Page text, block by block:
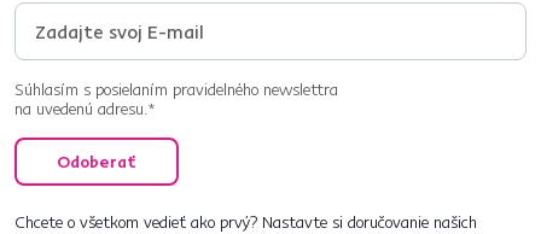
Súhlasím s posielaním pravidelného newslettra
na uvedenú adresu.*
Odoberať
Chcete o všetkom vedieť ako prvý? Nastavte si doručovanie našich